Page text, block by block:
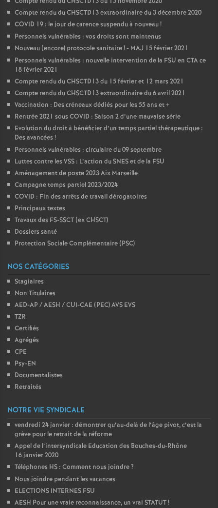
Compte rendu du CHSCTD13 extraordinaire du 3 décembre 2020
COVID 19 : le jour de carence suspendu à nouveau!
Personnels vulnérables : vos droits sont maintenus
Nouveau (encore) protocole sanitaire! - MAJ 15 février 2021
Personnels vulnérables : nouvelle intervention de la FSU en CTA ce
18 février 2021
Compte rendu du CHSCTD13 du 15 février et 12 mars 2021
Compte rendu du CHSCTD13 extraordinaire du 6 avril 2021
Vaccination : Des créneaux dédiés pour les 55 ans et +
Rentrée 2021 sous COVID : Saison 2 d’une mauvaise série
Evolution du droit à bénéficier d’un temps partiel thérapeutique :
Des avancées !
Personnels vulnérables : circulaire du 09 septembre
Luttes contre les VSS : L’action du SNES et de la FSU
Aménagement de poste 2023 Aix Marseille
Campagne temps partiel 2023/2024
COVID : Fin des arrêts de travail dérogatoires
Principaux textes
Travaux des FS-SSCT (ex CHSCT)
Dossiers santé
Protection Sociale Complémentaire (PSC)
NOS CATÉGORIES
Stagiaires
Non Titulaires
AED-AP / AESH / CUI-CAE (PEC) AVS EVS
TZR
Certifiés
Agrégés
CPE
Psy-EN
Documentalistes
Retraités
NOTRE VIE SYNDICALE
vendredi 24 janvier : démontrer qu’au-delà de l’âge pivot, c’est la
grève pour le retrait de la réforme
Appel de l’intersyndicale Education des Bouches-du-Rhône
16 janvier 2020
Téléphones HS : Comment nous joindre?
Nous joindre pendant les vacances
ELECTIONS INTERNES FSU
AESH Pour une vraie reconnaissance, un vrai STATUT!